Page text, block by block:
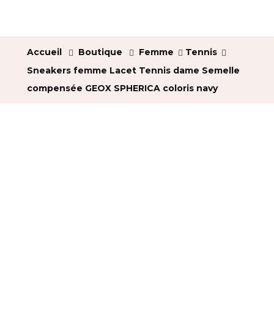
Accueil Boutique Femme
Tennis
Sneakers femme Lacet Tennis dame Semelle
compensée GEOX SPHERICA coloris navy